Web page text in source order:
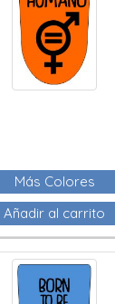
Más Colores
Añadir al carrito